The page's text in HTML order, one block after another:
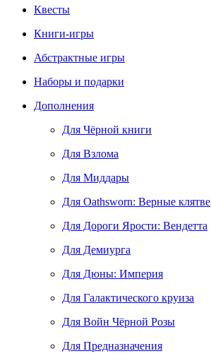
Квесты
Книги-игры
Абстрактные игры
Наборы и подарки
Дополнения
Для Чёрной книги
Для Взлома
Для Миддары
Для Oathsworn: Верные клятве
Для Дороги Ярости: Вендетта
Для Демиурга
Для Дюны: Империя
Для Галактического круиза
Для Войн Чёрной Розы
Для Предназначения